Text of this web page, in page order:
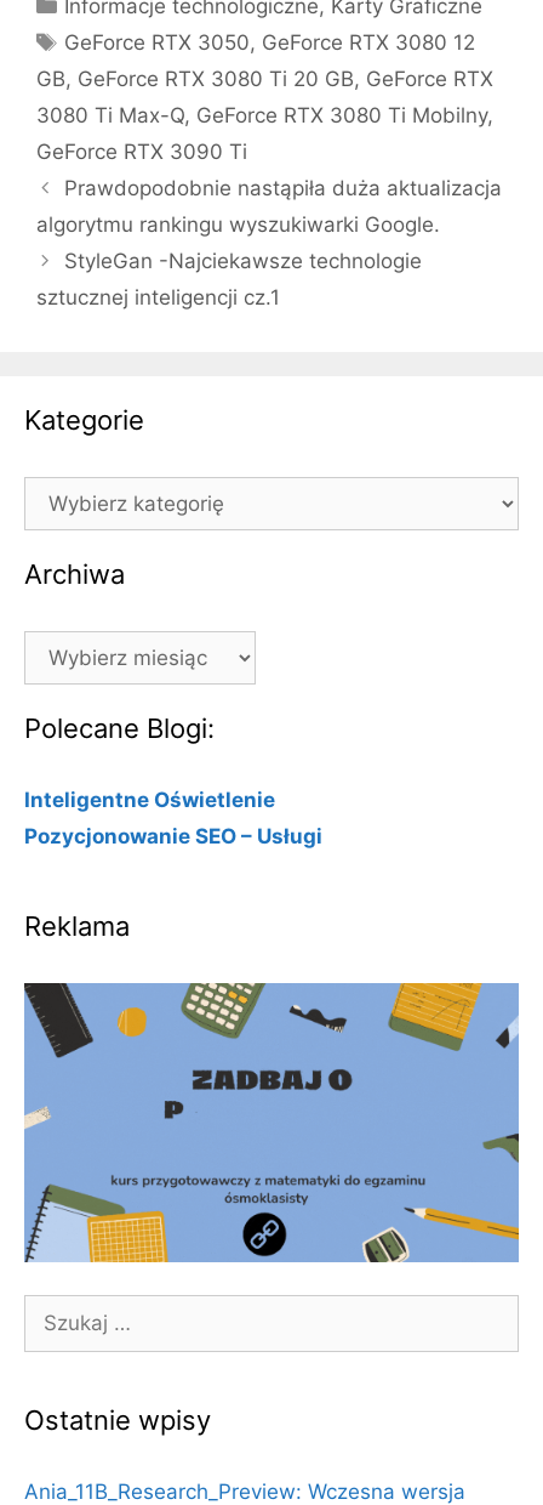
Informacje technologiczne, Karty Graficzne
Tagi
GeForce RTX 3050, GeForce RTX 3080 12
GB, GeForce RTX 3080 Ti 20 GB, GeForce RTX
3080 Ti Max-Q, GeForce RTX 3080 Ti Mobilny,
GeForce RTX 3090 Ti
Prawdopodobnie nastąpiła duża aktualizacja
algorytmu rankingu wyszukiwarki Google.
StyleGan -Najciekawsze technologie
sztucznej inteligencji cz.1
Kategorie
Kategorie
Archiwa
Archiwa
Polecane Blogi:
Inteligentne Oświetlenie
Pozycjonowanie SEO – Usługi
Reklama
Szukaj:
Ostatnie wpisy
Ania_11B_Research_Preview: Wczesna wersja